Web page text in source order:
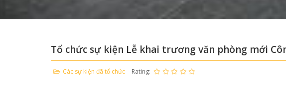
Tổ chức sự kiện Lễ khai trương văn phòng mới
Các sự kiện đã tổ chức Rating: